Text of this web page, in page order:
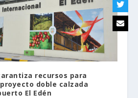
recursos para
doble calzada
El Edén